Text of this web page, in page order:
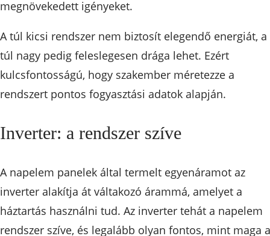
megnövekedett igényeket.
A túl kicsi rendszer nem biztosít elegendő energiát, a
túl nagy pedig feleslegesen drága lehet. Ezért
kulcsfontosságú, hogy szakember méretezze a
rendszert pontos fogyasztási adatok alapján.
Inverter: a rendszer szíve
A napelem panelek által termelt egyenáramot az
inverter alakítja át váltakozó árammá, amelyet a
háztartás használni tud. Az inverter tehát a napelem
rendszer szíve, és legalább olyan fontos, mint maga a